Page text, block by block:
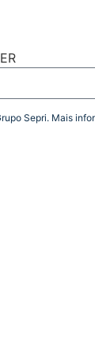
Sepri. Mais